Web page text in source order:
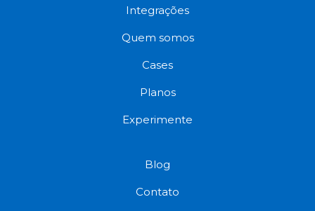
Integrações
Quem somos
Cases
Planos
Experimente
Blog
Contato